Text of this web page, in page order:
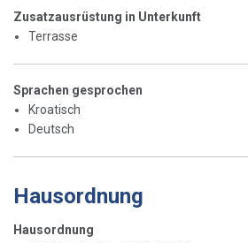
Zusatzausrüstung in Unterkunft
Terrasse
Sprachen gesprochen
Kroatisch
Deutsch
Hausordnung
Hausordnung